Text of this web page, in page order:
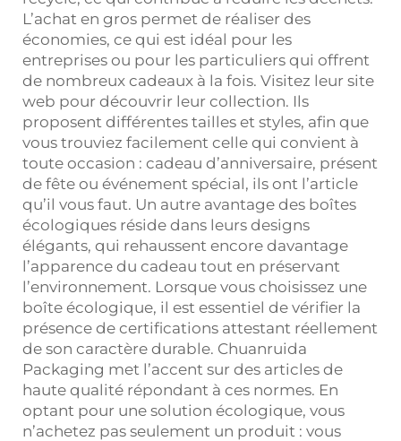
L’achat en gros permet de réaliser des
économies, ce qui est idéal pour les
entreprises ou pour les particuliers qui offrent
de nombreux cadeaux à la fois. Visitez leur site
web pour découvrir leur collection. Ils
proposent différentes tailles et styles, afin que
vous trouviez facilement celle qui convient à
toute occasion : cadeau d’anniversaire, présent
de fête ou événement spécial, ils ont l’article
qu’il vous faut. Un autre avantage des boîtes
écologiques réside dans leurs designs
élégants, qui rehaussent encore davantage
l’apparence du cadeau tout en préservant
l’environnement. Lorsque vous choisissez une
boîte écologique, il est essentiel de vérifier la
présence de certifications attestant réellement
de son caractère durable. Chuanruida
Packaging met l’accent sur des articles de
haute qualité répondant à ces normes. En
optant pour une solution écologique, vous
n’achetez pas seulement un produit : vous